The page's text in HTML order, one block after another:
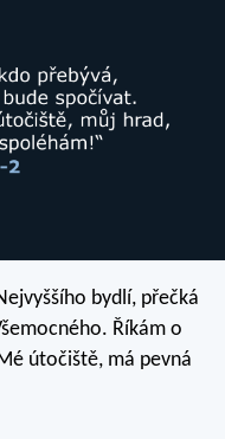
bydlí, přečká
Říkám o
útočiště, má pevná